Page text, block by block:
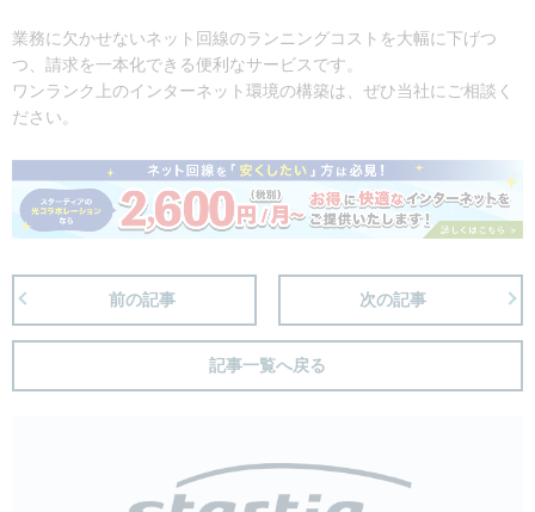
業務に欠かせないネット回線のランニングコストを大幅に下げつ
つ、請求を一本化できる便利なサービスです。
ワンランク上のインターネット環境の構築は、ぜひ当社にご相談く
ださい。
前の記事
記事一覧へ戻る
次の記事